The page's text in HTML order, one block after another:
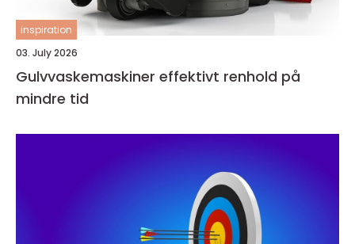
inspiration
03. July 2026
Gulvvaskemaskiner effektivt renhold på
mindre tid